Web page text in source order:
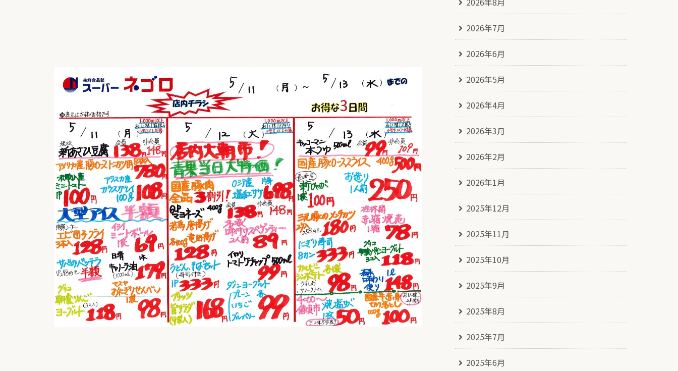
2026年7月
2026年6月
2026年5月
2026年4月
2026年3月
2026年2月
2026年1月
2025年12月
2025年11月
2025年10月
2025年9月
2025年8月
2025年7月
2025年6月